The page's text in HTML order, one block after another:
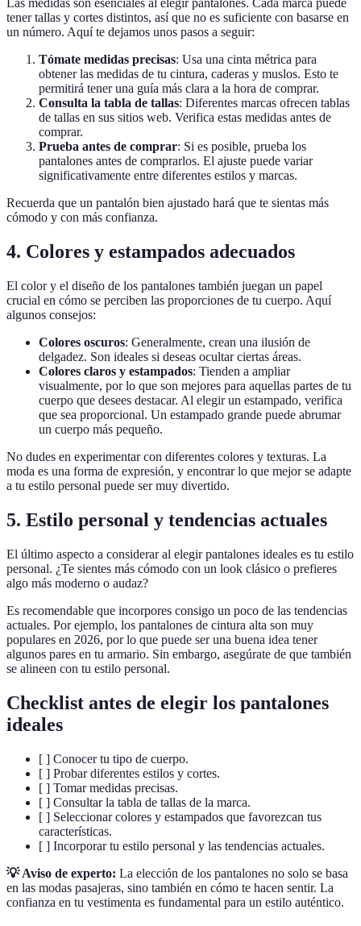
Las medidas son esenciales al elegir pantalones. Cada marca puede
tener tallas y cortes distintos, así que no es suficiente con basarse en
un número. Aquí te dejamos unos pasos a seguir:
Tómate medidas precisas: Usa una cinta métrica para
obtener las medidas de tu cintura, caderas y muslos. Esto te
permitirá tener una guía más clara a la hora de comprar.
Consulta la tabla de tallas: Diferentes marcas ofrecen tablas
de tallas en sus sitios web. Verifica estas medidas antes de
comprar.
Prueba antes de comprar: Si es posible, prueba los
pantalones antes de comprarlos. El ajuste puede variar
significativamente entre diferentes estilos y marcas.
Recuerda que un pantalón bien ajustado hará que te sientas más
cómodo y con más confianza.
4. Colores y estampados adecuados
El color y el diseño de los pantalones también juegan un papel
crucial en cómo se perciben las proporciones de tu cuerpo. Aquí
algunos consejos:
Colores oscuros: Generalmente, crean una ilusión de
delgadez. Son ideales si deseas ocultar ciertas áreas.
Colores claros y estampados: Tienden a ampliar
visualmente, por lo que son mejores para aquellas partes de tu
cuerpo que desees destacar. Al elegir un estampado, verifica
que sea proporcional. Un estampado grande puede abrumar
un cuerpo más pequeño.
No dudes en experimentar con diferentes colores y texturas. La
moda es una forma de expresión, y encontrar lo que mejor se adapte
a tu estilo personal puede ser muy divertido.
5. Estilo personal y tendencias actuales
El último aspecto a considerar al elegir pantalones ideales es tu estilo
personal. ¿Te sientes más cómodo con un look clásico o prefieres
algo más moderno o audaz?
Es recomendable que incorpores consigo un poco de las tendencias
actuales. Por ejemplo, los pantalones de cintura alta son muy
populares en 2026, por lo que puede ser una buena idea tener
algunos pares en tu armario. Sin embargo, asegúrate de que también
se alineen con tu estilo personal.
Checklist antes de elegir los pantalones
ideales
[ ] Conocer tu tipo de cuerpo.
[ ] Probar diferentes estilos y cortes.
[ ] Tomar medidas precisas.
[ ] Consultar la tabla de tallas de la marca.
[ ] Seleccionar colores y estampados que favorezcan tus
características.
[ ] Incorporar tu estilo personal y las tendencias actuales.
💡 Aviso de experto: La elección de los pantalones no solo se basa
en las modas pasajeras, sino también en cómo te hacen sentir. La
confianza en tu vestimenta es fundamental para un estilo auténtico.